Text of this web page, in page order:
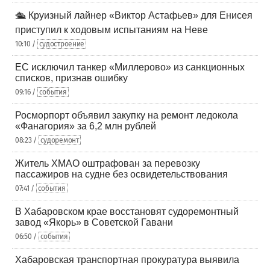
🛳️ Круизный лайнер «Виктор Астафьев» для Енисея
приступил к ходовым испытаниям на Неве
10:10 / судостроение
ЕС исключил танкер «Миллерово» из санкционных
списков, признав ошибку
09:16 / события
Росморпорт объявил закупку на ремонт ледокола
«Фанагория» за 6,2 млн рублей
08:23 / судоремонт
Житель ХМАО оштрафован за перевозку
пассажиров на судне без освидетельствования
07:41 / события
В Хабаровском крае восстановят судоремонтный
завод «Якорь» в Советской Гавани
06:50 / события
Хабаровская транспортная прокуратура выявила